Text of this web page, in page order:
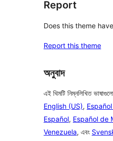
Report
Does this theme
Report this theme
অনুবাদ
এই থিমটি নিম্নলিখিত
English (US),
Español, Español de
Venezuela, এবং